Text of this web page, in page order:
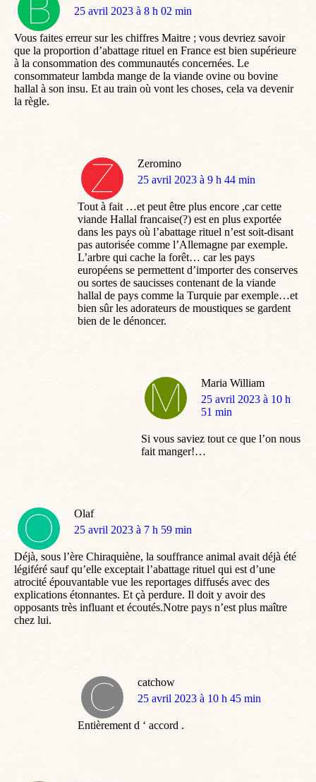
dit
25 avril 2023 à 8 h 02 min
Vous faites erreur sur les chiffres Maitre ; vous devriez savoir
que la proportion d’abattage rituel en France est bien supérieure
à la consommation des communautés concernées. Le
consommateur lambda mange de la viande ovine ou bovine
hallal à son insu. Et au train où vont les choses, cela va devenir
la règle.
Zeromino
dit
25 avril 2023 à 9 h 44 min
Tout à fait …et peut être plus encore ,car cette
viande Hallal francaise(?) est en plus exportée
dans les pays où l’abattage rituel n’est soit-disant
pas autorisée comme l’Allemagne par exemple.
L’arbre qui cache la forêt… car les pays
européens se permettent d’importer des conserves
ou sortes de saucisses contenant de la viande
hallal de pays comme la Turquie par exemple…et
bien sûr les adorateurs de moustiques se gardent
bien de le dénoncer.
Maria William
dit
:
25 avril 2023 à 10 h
51 min
Si vous saviez tout ce que l’on nous
fait manger!…
Olaf
dit
25 avril 2023 à 7 h 59 min
Déjà, sous l’ère Chiraquiène, la souffrance animal avait déjà été
légiféré sauf qu’elle exceptait l’abattage rituel qui est d’une
atrocité épouvantable vue les reportages diffusés avec des
explications étonnantes. Et çà perdure. Il doit y avoir des
opposants très influant et écoutés.Notre pays n’est plus maître
chez lui.
catchow
dit
25 avril 2023 à 10 h 45 min
Entièrement d ‘ accord .